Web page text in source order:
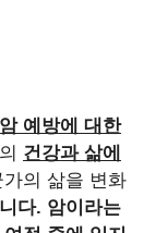
암 예방에 대한
건강과 삶에
의 삶을 변화
다. 암이라는